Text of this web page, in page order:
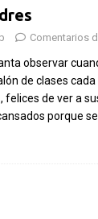
Comentarios
observar
de clases
felices de ver a
porque